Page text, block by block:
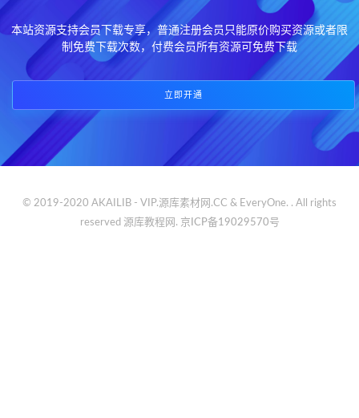
本站资源支持会员下载专享，普通注册会员只能原价购买资源或者限
制免费下载次数，付费会员所有资源可免费下载
立即开通
© 2019-2020 AKAILIB - VIP.源库素材网.CC & EveryOne. . All rights
reserved 源库教程网. 京ICP备19029570号